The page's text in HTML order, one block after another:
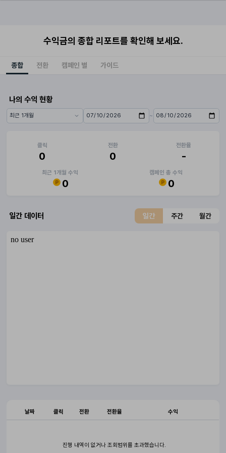
수익금의 종합 리포트를 확인해 보세요.
종합 전환 캠페인 별 가이드
나의 수익 현황
기간 프리셋 시작일 ~
종료일
클릭
0
전환
0
전환율
-
최근 1개월 수익
0
캠페인 총 수익
0
일간 데이터 일간 주간 월간
날짜 클릭 전환 전환율 수익
진행 내역이 없거나 조회범위를 초과했습니다.